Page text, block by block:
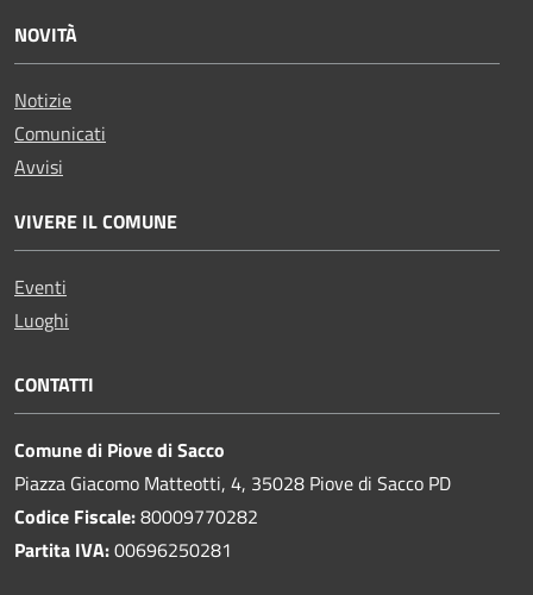
NOVITÀ
Notizie
Comunicati
Avvisi
VIVERE IL COMUNE
Eventi
Luoghi
CONTATTI
Comune di Piove di Sacco
Piazza Giacomo Matteotti, 4, 35028 Piove di Sacco PD
Codice Fiscale:80009770282
Partita IVA:00696250281